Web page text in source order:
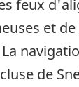
feux
et
de